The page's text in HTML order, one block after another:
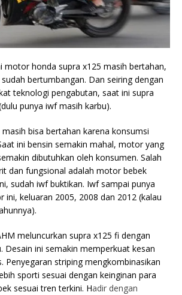
motor honda supra x125 masih bertahan,
bertumbangan. Dan seiring dengan
teknologi pengabutan, saat ini supra
punya iwf masih karbu).
masih bisa bertahan karena konsumsi
ini bensin semakin mahal, motor yang
dibutuhkan oleh konsumen. Salah
dan fungsional adalah motor bebek
sudah iwf buktikan. Iwf sampai punya
ini, keluaran 2005, 2008 dan 2012 (kalau
meluncurkan supra x125 fi dengan
Desain ini semakin memperkuat kesan
Penyegaran striping mengkombinasikan
sporti sesuai dengan keinginan para
sesuai tren terkini. Hadir dengan